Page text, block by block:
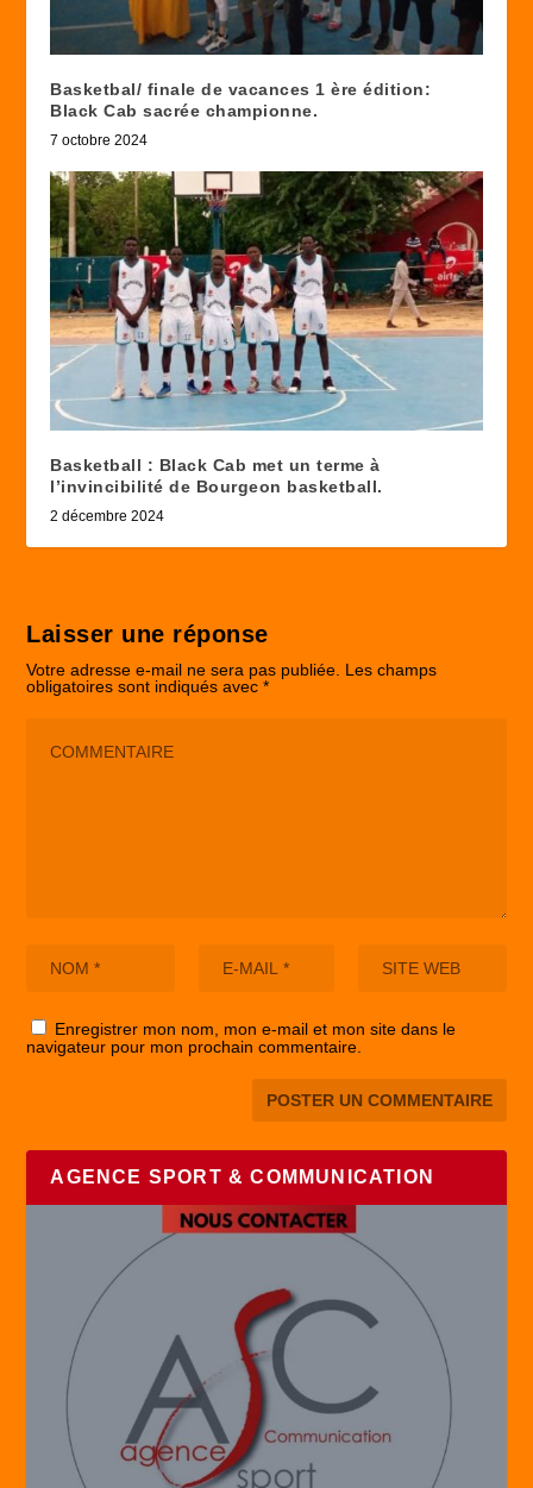
Basketbal/ finale de vacances 1 ère édition:
Black Cab sacrée championne.
7 octobre 2024
Basketball : Black Cab met un terme à
l’invincibilité de Bourgeon basketball.
2 décembre 2024
Laisser une réponse
Votre adresse e-mail ne sera pas publiée. Les champs
obligatoires sont indiqués avec*
Enregistrer mon nom, mon e-mail et mon site dans le
navigateur pour mon prochain commentaire.
AGENCE SPORT & COMMUNICATION